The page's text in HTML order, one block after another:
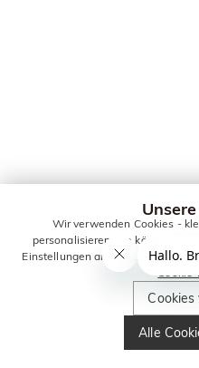
Wir verwenden Cookies -
personalisieren. Sie können
Einstellungen anpassen. Weitere
Alle